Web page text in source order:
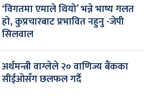
‘विगतमा एमाले थियो’ भन्ने भाष्य गलत
हो, कुप्रचारबाट प्रभावित नहुनु -जेपी
सिलवाल
अर्थमन्त्री वाग्लेले २० वाणिज्य बैंकका
सीईओसँग छलफल गर्दै